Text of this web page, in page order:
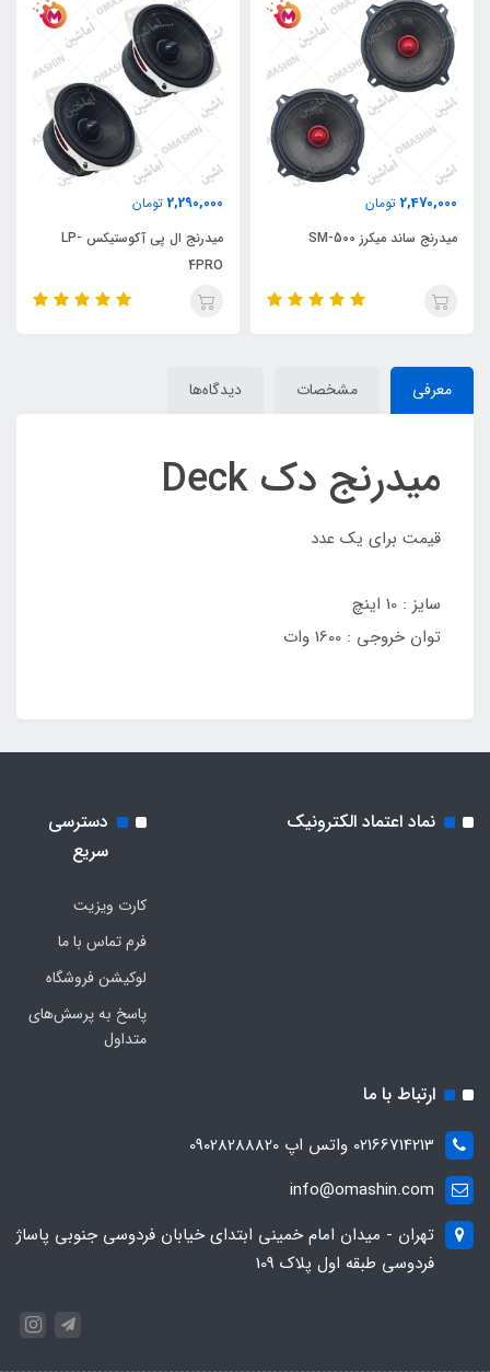
2,470,000 تومان
میدرنج ساند میکرز SM-500
2,290,000 تومان
میدرنج ال پی آکوستیکس LP-
4PRO
معرفی مشخصات دیدگاه‌ها
میدرنج دک Deck
قیمت برای یک عدد
سایز : 10 اینچ
توان خروجی : 1600 وات
نماد اعتماد الکترونیک
دسترسی
سریع
کارت ویزیت
فرم تماس با ما
لوکیشن فروشگاه
پاسخ به پرسش‌های
متداول
ارتباط با ما
02166714213 واتس اپ 09028288820
info@omashin.com
تهران - میدان امام خمینی ابتدای خیابان فردوسی جنوبی پاساژ
فردوسی طبقه اول پلاک 109